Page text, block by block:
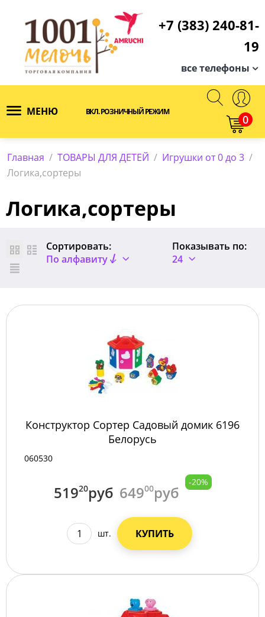
+7 (383) 240-81-
19
все телефоны
МЕНЮ ВКЛ. РОЗНИЧНЫЙ РЕЖИМ
0
Главная / ТОВАРЫ ДЛЯ ДЕТЕЙ / Игрушки от 0 до 3 /
Логика,сортеры
Логика,сортеры
Сортировать:
По алфавиту
Показывать по:
24
Конструктор Сортер Садовый домик 6196
Белорусь
060530
51920руб 64900руб
-20%
шт. КУПИТЬ